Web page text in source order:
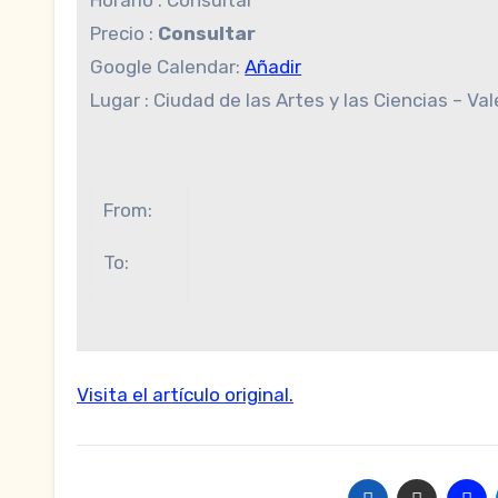
Precio : Consultar
Google Calendar: Añadir
Lugar : Ciudad de las Artes y las Ciencias –
From:
To:
Visita el artículo original.